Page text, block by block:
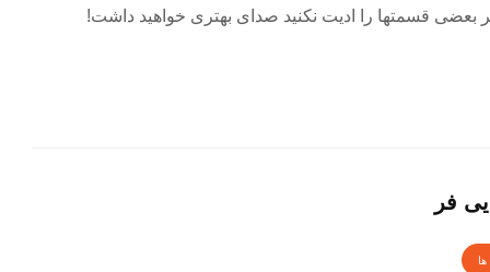
بعضی قسمتها را ادیت نکنید صدای بهتری خواهید داشت!
فر